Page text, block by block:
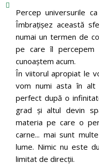
Percep universurile
Îmbrațișez această
numai un termen de
pe care îl
cunoaștem acum.
În viitorul apropiat le
vom numi asta în alt
perfect după o
grad și altul devin
materia pe care o
carne... mai sunt
lume. Nimic nu este
limitat de direcții.